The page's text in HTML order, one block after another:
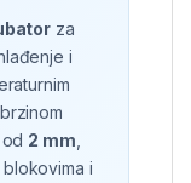
za
i
, brzinom
od 2 mm
blokovima i